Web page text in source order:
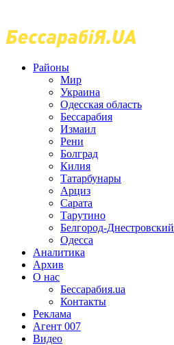
Районы
Мир
Украина
Одесская область
Бессарабия
Измаил
Рени
Болград
Килия
Татарбунары
Арциз
Сарата
Тарутино
Белгород-Днестровский
Одесса
Аналитика
Архив
О нас
Бессарабия.ua
Контакты
Реклама
Агент 007
Видео